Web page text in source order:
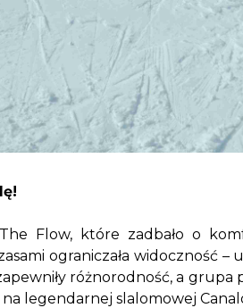
Flow, które zadbało o
ograniczała
różnorodność, a
legendarnej slalomowej